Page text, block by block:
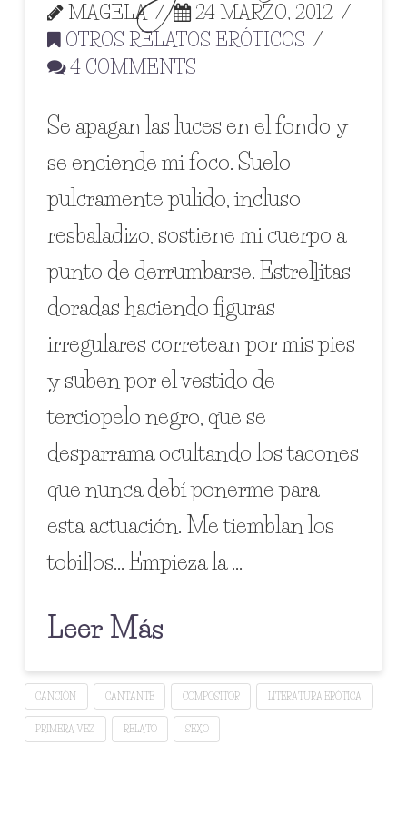
MAGELA
24 MARZO, 2012
OTROS RELATOS ERÓTICOS
4 COMMENTS
Se apagan las luces en el fondo y
se enciende mi foco. Suelo
pulcramente pulido, incluso
resbaladizo, sostiene mi cuerpo a
punto de derrumbarse. Estrellitas
doradas haciendo figuras
irregulares corretean por mis pies
y suben por el vestido de
terciopelo negro, que se
desparrama ocultando los tacones
que nunca debí ponerme para
esta actuación. Me tiemblan los
tobillos… Empieza la …
Leer Más
CANCIÓN CANTANTE COMPOSITOR LITERATURA ERÓTICA
PRIMERA VEZ RELATO SEXO